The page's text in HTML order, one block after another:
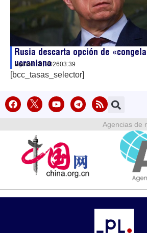
Rusia descarta opción de
ucraniano
agosto 10, 202603:39
[bcc_tasas_selector]
Agencias de